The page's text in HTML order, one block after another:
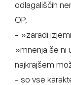
odlagališčih
OP,
- »zaradi
»mnenja še ni
najkrajšem
- so vse